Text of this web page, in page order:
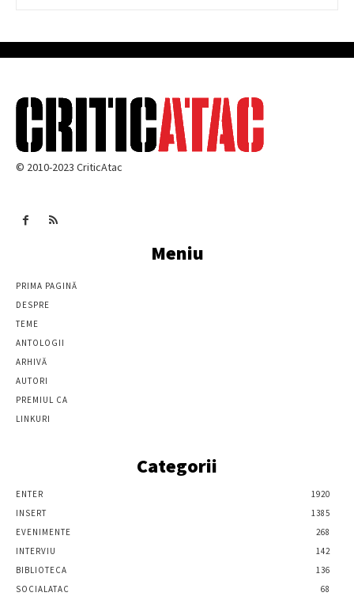
© 2010-2023 CriticAtac
Meniu
PRIMA PAGINĂ
DESPRE
TEME
ANTOLOGII
ARHIVĂ
AUTORI
PREMIUL CA
LINKURI
Categorii
ENTER
1920
INSERT
1385
EVENIMENTE
268
INTERVIU
142
BIBLIOTECA
136
SOCIALATAC
68